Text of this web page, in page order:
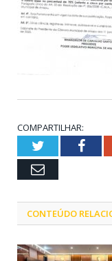
COMPARTILHAR:
Twitter
Email
CONTEÚDO